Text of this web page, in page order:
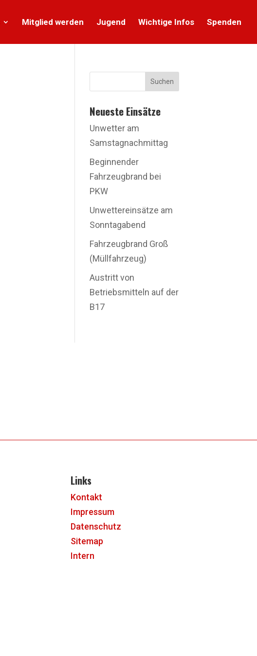
Mitglied werden Jugend Wichtige Infos Spenden
Suchen
Neueste Einsätze
Unwetter am
Samstagnachmittag
Beginnender
Fahrzeugbrand bei
PKW
Unwettereinsätze am
Sonntagabend
Fahrzeugbrand Groß
(Müllfahrzeug)
Austritt von
Betriebsmitteln auf der
B17
Links
Kontakt
Impressum
Datenschutz
Sitemap
Intern